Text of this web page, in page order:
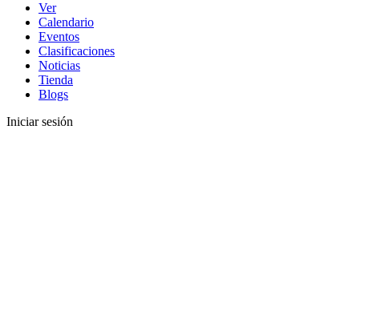
Ver
Calendario
Eventos
Clasificaciones
Noticias
Tienda
Blogs
Iniciar sesión